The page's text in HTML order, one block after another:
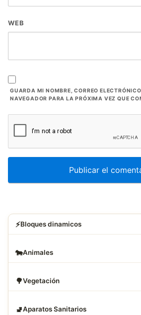
WEB
GUARDA MI NOMBRE, CORREO
NAVEGADOR PARA LA PRÓXIMA VEZ QUE
⚡Bloques dinamicos
🐄Animales
🌳Vegetación
🚽Aparatos Sanitarios